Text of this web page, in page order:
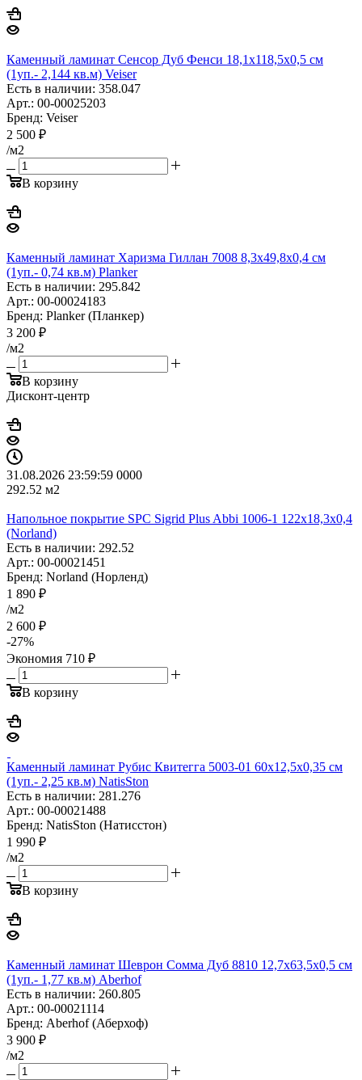
Каменный ламинат Сенсор Дуб Фенси 18,1x118,5x0,5 см
(1уп.- 2,144 кв.м) Veiser
Есть в наличии: 358.047
Арт.: 00-00025203
Бренд: Veiser
2 500 ₽
/м2
В корзину
Каменный ламинат Харизма Гиллан 7008 8,3x49,8x0,4 см
(1уп.- 0,74 кв.м) Planker
Есть в наличии: 295.842
Арт.: 00-00024183
Бренд: Planker (Планкер)
3 200 ₽
/м2
В корзину
Дисконт-центр
31.08.2026 23:59:59 0000
292.52 м2
Напольное покрытие SPC Sigrid Plus Abbi 1006-1 122x18,3x0,4
(Norland)
Есть в наличии: 292.52
Арт.: 00-00021451
Бренд: Norland (Норленд)
1 890 ₽
/м2
2 600 ₽
-27%
Экономия 710 ₽
В корзину
Каменный ламинат Рубис Квитегга 5003-01 60x12,5x0,35 см
(1уп.- 2,25 кв.м) NatisSton
Есть в наличии: 281.276
Арт.: 00-00021488
Бренд: NatisSton (Натисстон)
1 990 ₽
/м2
В корзину
Каменный ламинат Шеврон Сомма Дуб 8810 12,7x63,5x0,5 см
(1уп.- 1,77 кв.м) Aberhof
Есть в наличии: 260.805
Арт.: 00-00021114
Бренд: Aberhof (Аберхоф)
3 900 ₽
/м2